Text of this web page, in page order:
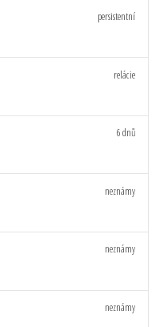
persistentní
relácie
6 dnů
neznámy
neznámy
neznámy